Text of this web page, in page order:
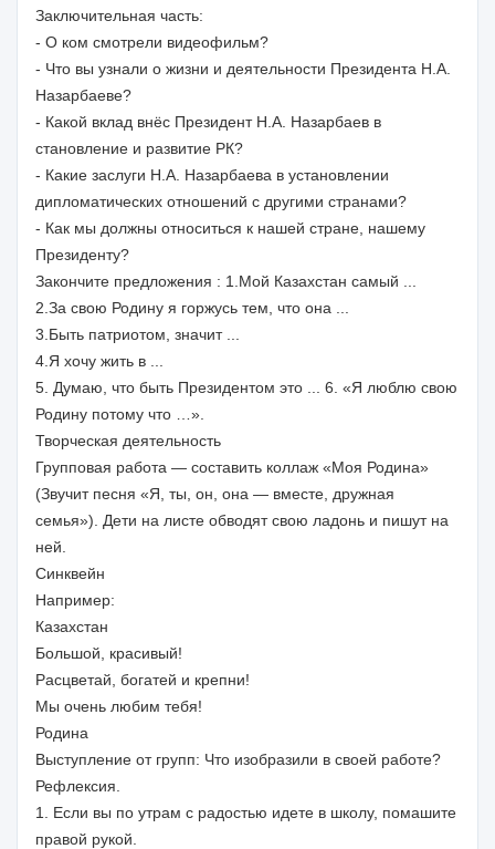
Заключительная часть:
- О ком смотрели видеофильм?
- Что вы узнали о жизни и деятельности Президента Н.А.
Назарбаеве?
- Какой вклад внёс Президент Н.А. Назарбаев в
становление и развитие РК?
- Какие заслуги Н.А. Назарбаева в установлении
дипломатических отношений с другими странами?
- Как мы должны относиться к нашей стране, нашему
Президенту?
Закончите предложения : 1.Мой Казахстан самый ...
2.За свою Родину я горжусь тем, что она ...
3.Быть патриотом, значит ...
4.Я хочу жить в ...
5. Думаю, что быть Президентом это ... 6. «Я люблю свою
Родину потому что …».
Творческая деятельность
Групповая работа — составить коллаж «Моя Родина»
(Звучит песня «Я, ты, он, она — вместе, дружная
семья»). Дети на листе обводят свою ладонь и пишут на
ней.
Синквейн
Например:
Казахстан
Большой, красивый!
Расцветай, богатей и крепни!
Мы очень любим тебя!
Родина
Выступление от групп: Что изобразили в своей работе?
Рефлексия.
1. Если вы по утрам с радостью идете в школу, помашите
правой рукой.